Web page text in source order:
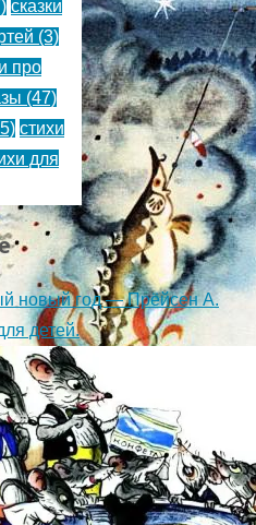
сказки
(3)
про
(47)
стихи
для
новый год — Прёйсен А.
детей.